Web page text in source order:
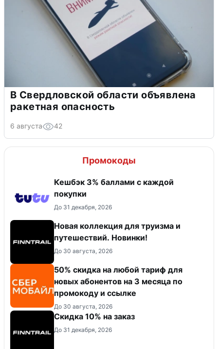
В Свердловской области объявлена
ракетная опасность
6 августа 42
Промокоды
Кешбэк 3% баллами с каждой
покупки
До 31 декабря, 2026
Новая коллекция для труизма и
путешествий. Новинки!
До 30 августа, 2026
50% скидка на любой тариф для
новых абонентов на 3 месяца по
промокоду и ссылке
До 30 августа, 2026
Скидка 10% на заказ
До 31 декабря, 2026